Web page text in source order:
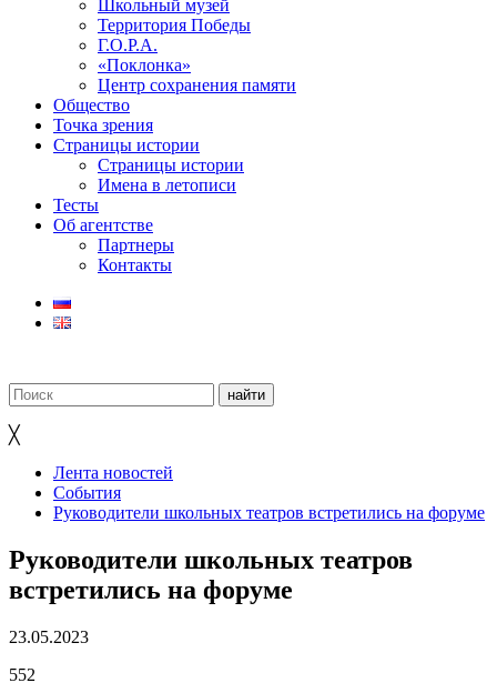
Школьный музей
Территория Победы
Г.О.Р.А.
«Поклонка»
Центр сохранения памяти
Общество
Точка зрения
Страницы истории
Страницы истории
Имена в летописи
Тесты
Об агентстве
Партнеры
Контакты
╳
Лента новостей
События
Руководители школьных театров встретились на форуме
Руководители школьных театров
встретились на форуме
23.05.2023
552